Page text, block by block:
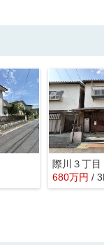
際川３丁目
680万円 /